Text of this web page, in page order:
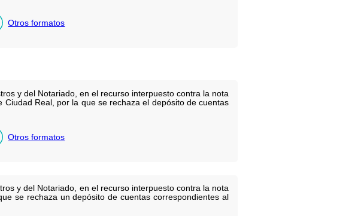
Otros formatos
y del Notariado, en el recurso interpuesto contra la nota
Real, por la que se rechaza el depósito de cuentas
Otros formatos
y del Notariado, en el recurso interpuesto contra la nota
se rechaza un depósito de cuentas correspondientes al